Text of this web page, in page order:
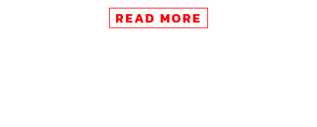
ของประเทศ มีส่วนร่วมกับการพัฒนาประเทศไทยอันเป็นที่รัก
ของเรา” อนุทินกล่าว
READ MORE